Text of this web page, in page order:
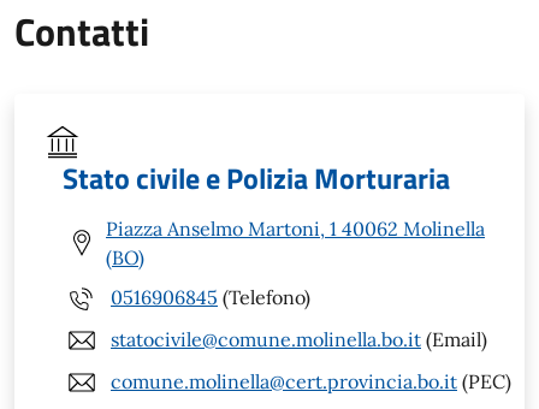
Contatti
Stato civile e Polizia Morturaria
Piazza Anselmo Martoni, 1 40062 Molinella
(BO)
0516906845 (Telefono)
statocivile@comune.molinella.bo.it (Email)
comune.molinella@cert.provincia.bo.it (PEC)